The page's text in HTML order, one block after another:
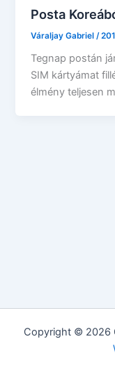
Posta
Váraljay Gabriel /
Tegnap postán
SIM kártyámat
élmény teljesen
Copyright © 2026